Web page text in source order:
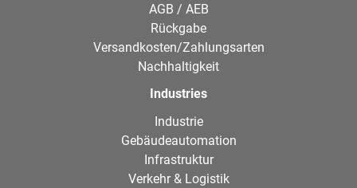
AGB / AEB
Rückgabe
Versandkosten/Zahlungsarten
Nachhaltigkeit
Industries
Industrie
Gebäudeautomation
Infrastruktur
Verkehr & Logistik